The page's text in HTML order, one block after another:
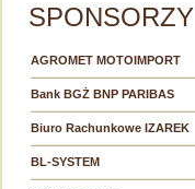
SPONSORZY
AGROMET MOTOIMPORT
Bank BGŻ BNP PARIBAS
Biuro Rachunkowe IZAREK
BL-SYSTEM